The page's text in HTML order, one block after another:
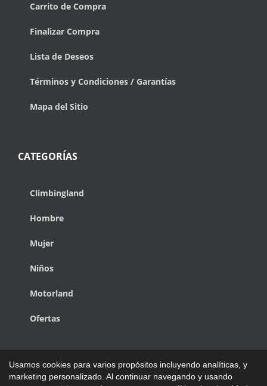
Carrito de Compra
Finalizar Compra
Lista de Deseos
Términos y Condiciones / Garantías
Mapa del Sitio
CATEGORÍAS
Climbingland
Hombre
Mujer
Niños
Motorland
Ofertas
Usamos cookies para varios propósitos incluyendo analíticas, y
marketing personalizado. Al continuar navegando y usando